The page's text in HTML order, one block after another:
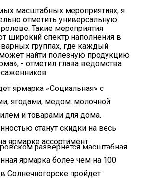
масштабных мероприятиях, я
отметить универсальную
Такие мероприятия
широкий спектр наполнения в
группах, где каждый
найти полезную продукцию
- отметил глава ведомства
ярмарка «Социальная» с
ягодами, медом, молочной
и товарами для дома.
станут скидки на весь
ярмарке ассортимент.
развернется масштабная
ярмарка более чем на 100
Солнечногорске пройдет